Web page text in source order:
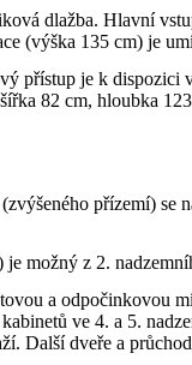
dlažba. Hlavní
(výška 135 cm) je
přístup je k
82 cm, hloubka
přízemí) se
možný z 2.
a odpočinkovou
ve 4. a 5.
Další dveře a